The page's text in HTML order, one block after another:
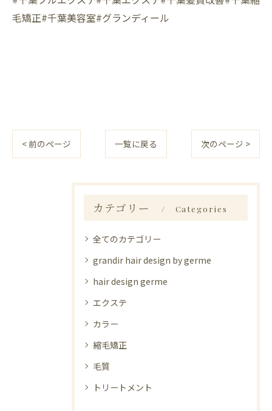
毛矯正#千葉美容室#グランディール
< 前のページ 一覧に戻る 次のページ >
カテゴリー Categories
全てのカテゴリー
grandir hair design by germe
hair design germe
エクステ
カラー
縮毛矯正
毛質
トリートメント